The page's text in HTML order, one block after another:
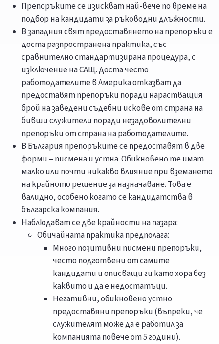
Препоръките се изискват най-вече по време на
подбор на кандидати за ръководни длъжности.
В западния свят предоставянето на препоръки е
доста разпространена практика, със
сравнително стандартизирана процедура, с
изключение на САЩ. Доста често
работодателите в Америка отказват да
предоставят препоръки поради нарастващия
брой на заведени съдебни искове от страна на
бивши служители поради незадоволителни
препоръки от страна на работодателите.
В България препоръките се предоставят в две
форми – писмена и устна. Обикновено те имат
малко или почти никакво влияние при вземането
на крайното решение за назначаване. Това е
валидно, особено когато се кандидатства в
българска компания.
Наблюдават се две крайности на пазара:
Обичайната практика предполага:
Много позитивни писмени препоръки,
често подготвени от самите
кандидати и описващи ги като хора без
каквито и да е недостатъци.
Негативни, обикновено устно
предоставяни препоръки (въпреки, че
служителят може да е работил за
компанията повече от 5 години).